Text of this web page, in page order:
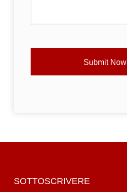
Submit Now
SOTTOSCRIVERE